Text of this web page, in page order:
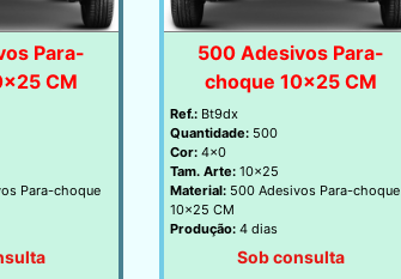
Para-
CM
Para-choque
500 Adesivos Para-
choque 10x25 CM
Ref.:Bt9dx
Quantidade: 500
Cor: 4x0
Tam. Arte:10x25
Material:500 Adesivos Para-choque
10x25 CM
Produção:4 dias
Sob consulta